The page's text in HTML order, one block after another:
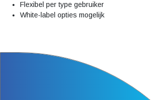
Flexibel per type gebruiker
White-label opties mogelijk